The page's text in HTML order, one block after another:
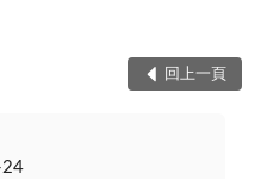
回上一頁